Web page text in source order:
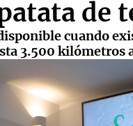
de
disponible cuando
3.500 kilómetros